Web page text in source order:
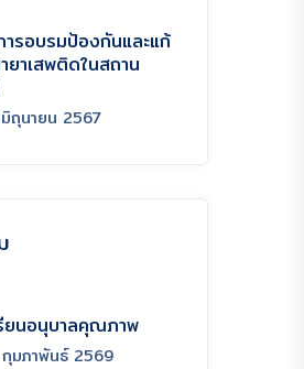
ารอบรมป้องกันและแก้
ยาเสพติดในสถาน
ถุนายน 2567
ยนอนุบาลคุณภาพ
มภาพันธ์ 2569